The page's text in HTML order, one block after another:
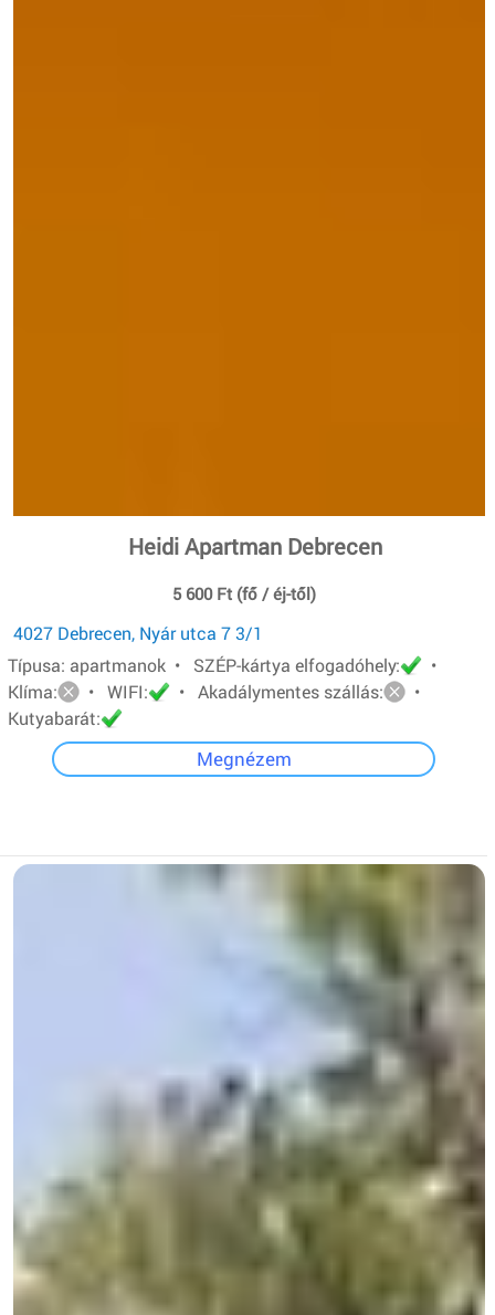
Heidi Apartman Debrecen
5 600 Ft (fő / éj-től)
4027 Debrecen, Nyár utca 7 3/1
Típusa: apartmanok • SZÉP-kártya elfogadóhely:
•
Klíma:
• WIFI: • Akadálymentes szállás:
•
Kutyabarát:
Megnézem